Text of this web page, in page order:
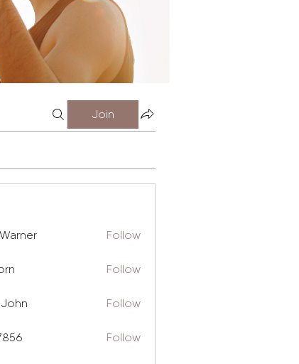
Join
Follow
Follow
Follow
Follow